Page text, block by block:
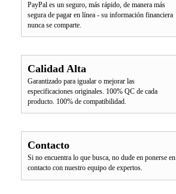
PayPal es un seguro, más rápido, de manera más
segura de pagar en línea - su información financiera
nunca se comparte.
Calidad Alta
Garantizado para igualar o mejorar las
especificaciones originales. 100% QC de cada
producto. 100% de compatibilidad.
Contacto
Si no encuentra lo que busca, no dude en ponerse en
contacto con nuestro equipo de expertos.